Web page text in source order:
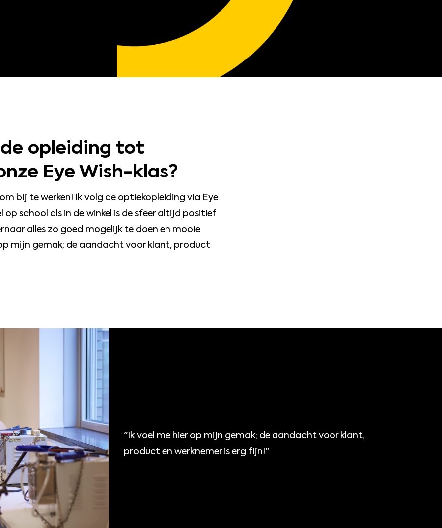
opleiding tot
Eye Wish-klas?
bij te werken! Ik volg de optiekopleiding via Eye
school als in de winkel is de sfeer altijd positief
alles zo goed mogelijk te doen en mooie
mijn gemak; de aandacht voor klant, product
"Ik voel me hier op mijn gemak; de aandacht voor klant,
product en werknemer is erg fijn!"